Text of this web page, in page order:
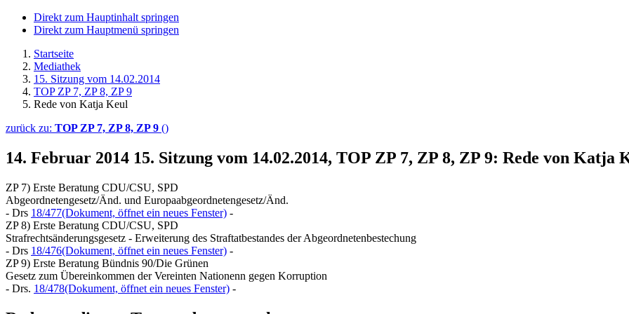
Direkt zum Hauptinhalt springen
Direkt zum Hauptmenü springen
Startseite
Mediathek
15. Sitzung vom 14.02.2014
TOP ZP 7, ZP 8, ZP 9
Rede von Katja Keul
zurück zu: TOP ZP 7, ZP 8, ZP 9 ()
14. Februar 2014 15. Sitzung vom 14.02.2014, TOP ZP 7, ZP 8, ZP 9: Rede von Katja
ZP 7) Erste Beratung CDU/CSU, SPD
Abgeordnetengesetz/Änd. und Europaabgeordnetengesetz/Änd.
- Drs 18/477(Dokument, öffnet ein neues Fenster) -
ZP 8) Erste Beratung CDU/CSU, SPD
Strafrechtsänderungsgesetz - Erweiterung des Straftatbestandes der Abgeordnetenbestechung
- Drs 18/476(Dokument, öffnet ein neues Fenster) -
ZP 9) Erste Beratung Bündnis 90/Die Grünen
Gesetz zum Übereinkommen der Vereinten Nationenn gegen Korruption
- Drs. 18/478(Dokument, öffnet ein neues Fenster) -